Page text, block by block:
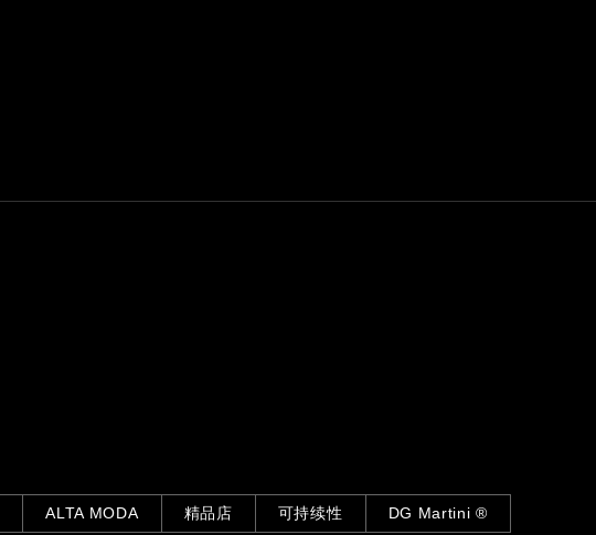
ALTA MODA 精品店 可持续性 DG Martini ®